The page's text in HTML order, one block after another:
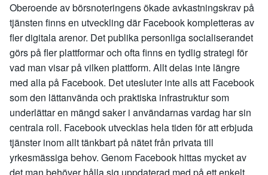
Oberoende av börsnoteringens ökade avkastningskrav på
tjänsten finns en utveckling där Facebook kompletteras av
fler digitala arenor. Det publika personliga socialiserandet
görs på fler plattformar och ofta finns en tydlig strategi för
vad man visar på vilken plattform. Allt delas inte längre
med alla på Facebook. Det utesluter inte alls att Facebook
som den lättanvända och praktiska infrastruktur som
underlättar en mängd saker i användarnas vardag har sin
centrala roll. Facebook utvecklas hela tiden för att erbjuda
tjänster inom allt tänkbart på nätet från privata till
yrkesmässiga behov. Genom Facebook hittas mycket av